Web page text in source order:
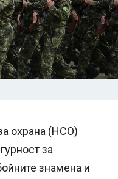
охрана (НСО)
за
знамена и